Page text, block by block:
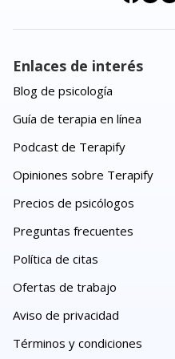
Enlaces de interés
Blog de psicología
Guía de terapia en línea
Podcast de Terapify
Opiniones sobre Terapify
Precios de psicólogos
Preguntas frecuentes
Política de citas
Ofertas de trabajo
Aviso de privacidad
Términos y condiciones